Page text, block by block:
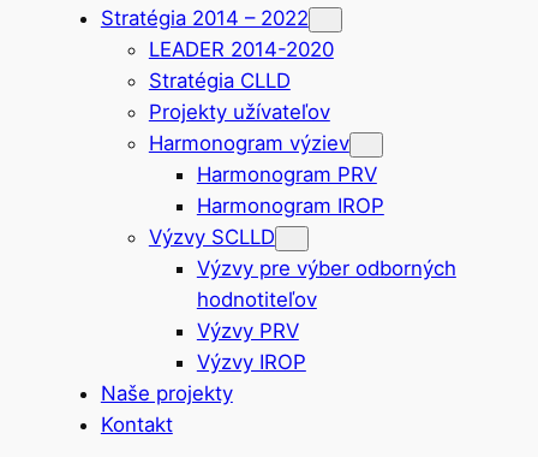
Stratégia 2014 – 2022
LEADER 2014-2020
Stratégia CLLD
Projekty užívateľov
Harmonogram výziev
Harmonogram PRV
Harmonogram IROP
Výzvy SCLLD
Výzvy pre výber odborných
hodnotiteľov
Výzvy PRV
Výzvy IROP
Naše projekty
Kontakt